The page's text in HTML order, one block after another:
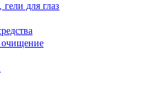
для глаз